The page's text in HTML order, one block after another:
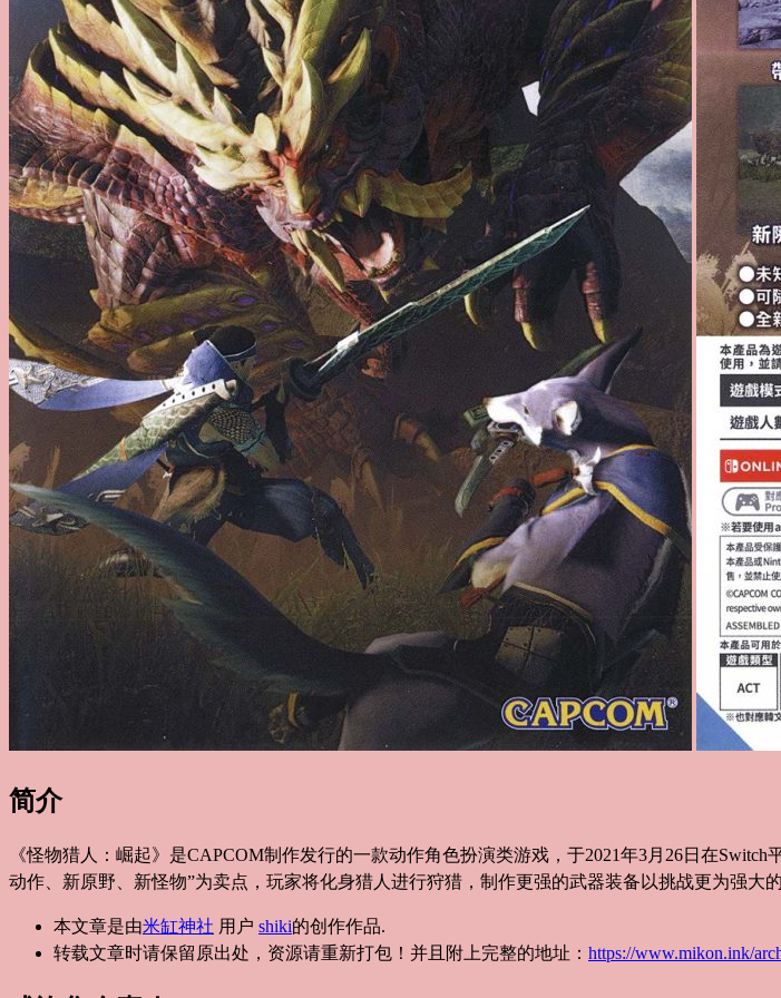
简介
《怪物猎人：崛起》是CAPCOM制作发行的一款动作角色扮演类游戏，于2021年3月26日在
动作、新原野、新怪物”为卖点，玩家将化身猎人进行狩猎，制作更强的武器装备以挑战更为强大
本文章是由米缸神社 用户 shiki的创作作品.
转载文章时请保留原出处，资源请重新打包！并且附上完整的地址： https://www.mikon.ink/